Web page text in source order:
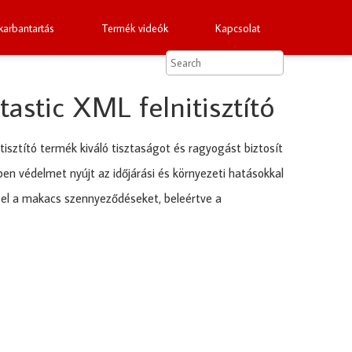
Termék videók Kapcsolat
XML felnitisztító
termék kiváló tisztaságot és ragyogást biztosít
védelmet nyújt az időjárási és környezeti hatásokkal
a makacs szennyeződéseket, beleértve a